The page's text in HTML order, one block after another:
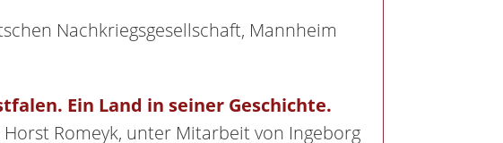
Nachkriegsgesellschaft, Mannheim
Ein Land in seiner Geschichte.
Romeyk, unter Mitarbeit von Ingeborg